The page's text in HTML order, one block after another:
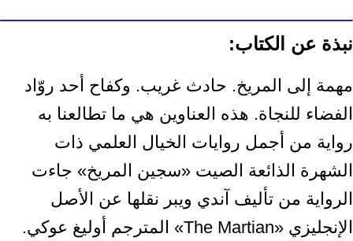
نبذة عن الكتاب:
مهمة إلى المريخ. حادث غريب. وكفاح أحد روّاد
الفضاء للنجاة. هذه العناوين هي ما تطالعنا به
رواية من أجمل روايات الخيال العلمي ذات
الشهرة الذائعة الصيت «سجين المريخ» جاءت
الرواية من تأليف آندي ويبر نقلها عن الأصل
الإنجليزي «The Martian» المترجم أوليغ عوكي.